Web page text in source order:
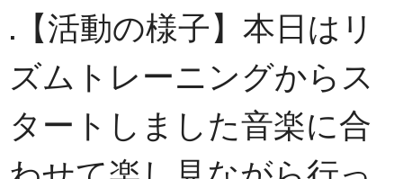
.【活動の様子】本日はリ
ズムトレーニングからス
タートしました音楽に合